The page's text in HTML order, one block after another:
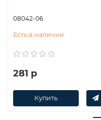
08042-06
Есть в наличии
281 р
Купить